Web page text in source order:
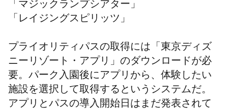
「マジックランプシアター」
「レイジングスピリッツ」
プライオリティパスの取得には「東京ディズ
ニーリゾート・アプリ」のダウンロードが必
要。パーク入園後にアプリから、体験したい
施設を選択して取得するというシステムだ。
アプリとパスの導入開始日はまだ発表されて